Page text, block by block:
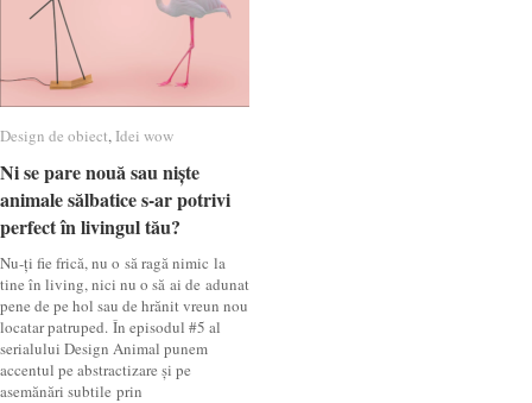
Design de obiect, Idei wow
Ni se pare nouă sau niște
animale sălbatice s-ar potrivi
perfect în livingul tău?
Nu-ți fie frică, nu o să ragă nimic la
tine în living, nici nu o să ai de adunat
pene de pe hol sau de hrănit vreun nou
locatar patruped. În episodul #5 al
serialului Design Animal punem
accentul pe abstractizare și pe
asemănări subtile prin
Design de obiect Idei wow
Ni se pare nouă sau niște
animale sălbatice s-ar potrivi
perfect în livingul tău?